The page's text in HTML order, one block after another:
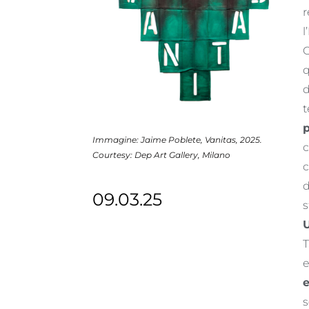
Immagine: Jaime Poblete, Vanitas, 2025.
Courtesy: Dep Art Gallery, Milano
09.03.25